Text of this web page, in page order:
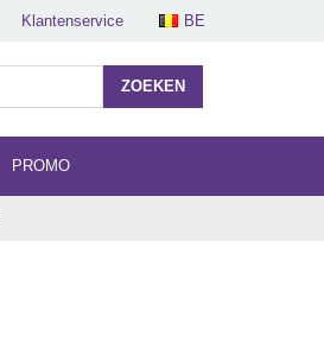
BE
Klantenservice
ZOEKEN
PROMO